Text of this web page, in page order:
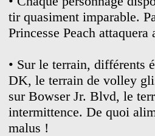
tir quasiment imparable.
Princesse Peach
• Sur le terrain, différents
DK, le terrain de volley
sur Bowser Jr. Blvd, le
intermittence. De quoi
malus !